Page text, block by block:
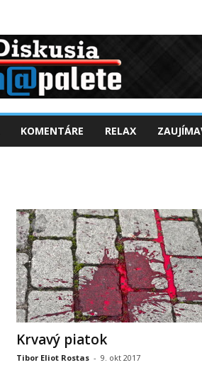
KOMENTÁRE RELAX
Krvavý piatok
Tibor Eliot Rostas - 9. okt 2017